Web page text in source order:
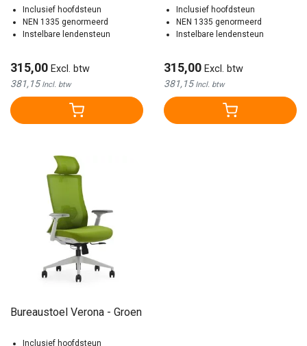
Inclusief hoofdsteun
NEN 1335 genormeerd
Instelbare lendensteun
315,00 Excl. btw
381,15Incl. btw
Inclusief hoofdsteun
NEN 1335 genormeerd
Instelbare lendensteun
315,00 Excl. btw
381,15Incl. btw
Bureaustoel Verona - Groen
Inclusief hoofdsteun